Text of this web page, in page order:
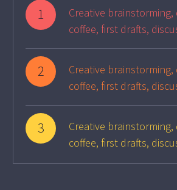
1
Creative
coffee, first drafts,
2
Creative
coffee, first drafts,
3
Creative
coffee, first drafts,